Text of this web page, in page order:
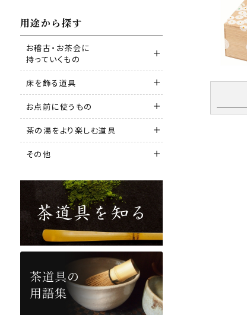
用途から探す
お稽古・お茶会に
持っていくもの
床を飾る道具
お点前に使うもの
茶の湯をより楽しむ道具
その他